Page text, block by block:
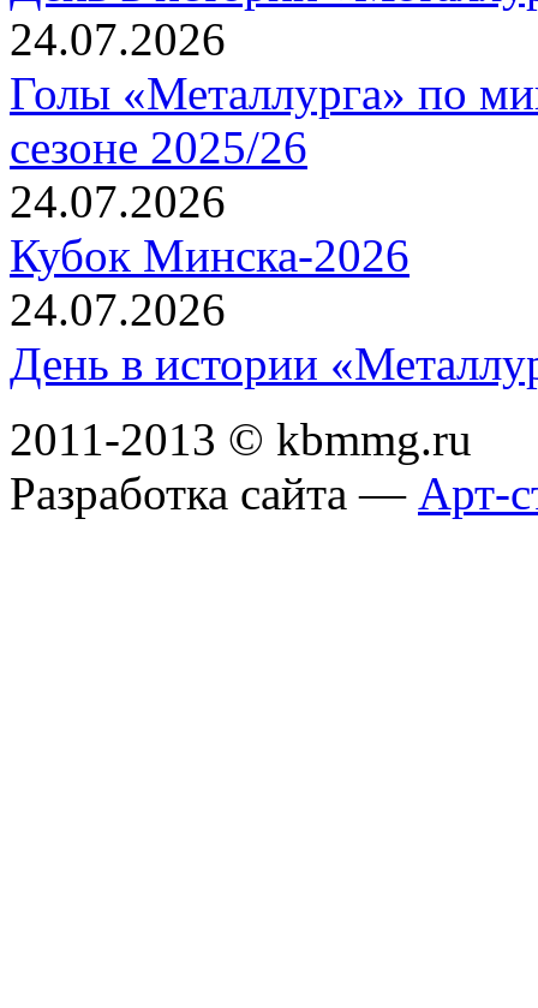
24.07.2026
Голы «Металлурга» по
сезоне 2025/26
24.07.2026
Кубок Минска-2026
24.07.2026
День в истории
2011-2013 © kbmmg.ru
Разработка сайта — Арт-